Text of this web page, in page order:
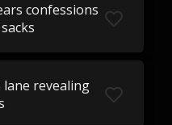
confessions
revealing